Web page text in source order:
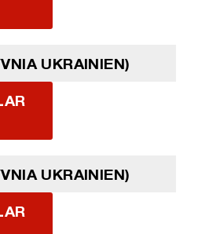
UKRAINIEN)
UKRAINIEN)